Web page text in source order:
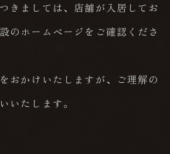
きましては、店舗が入居してお
のホームページをご確認くださ
おかけいたしますが、ご理解の
いたします。